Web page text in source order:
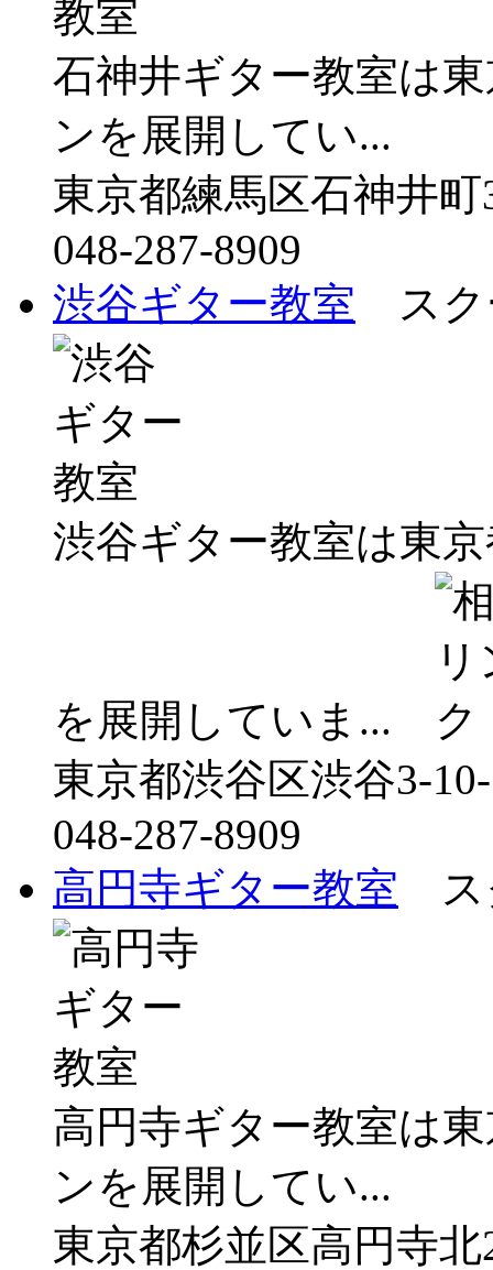
石神井ギター教室は
ンを展開してい...
東京都練馬区石神井町
048-287-8909
渋谷ギター教室 スク
渋谷ギター教室は東
を展開していま...
東京都渋谷区渋谷3-
048-287-8909
高円寺ギター教室 ス
高円寺ギター教室は
ンを展開してい...
東京都杉並区高円寺